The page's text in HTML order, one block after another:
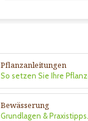
Pflanzanleitungen
So setzen Sie Ihre
Bewässerung
Grundlagen & Praxistipps.